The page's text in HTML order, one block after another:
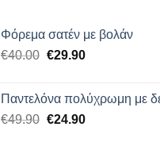
Φόρεμα σατέν με βολάν
€40.00 Original
€40.00.
€29.90Η
είναι:
€29.90.
Παντελόνα πολύχρωμη με
€49.90 Original
€24.90Η